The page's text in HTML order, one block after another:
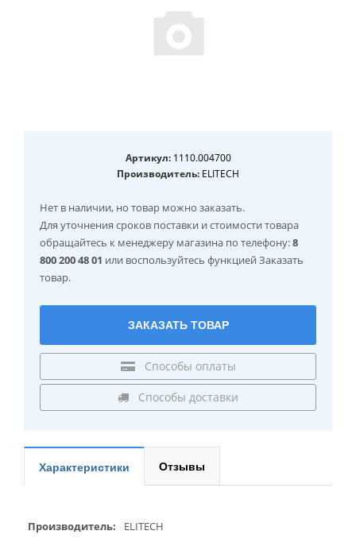
Артикул:1110.004700
Производитель: ELITECH
Нет в наличии, но товар можно заказать.
Для уточнения сроков поставки и стоимости товара
обращайтесь к менеджеру магазина по телефону:8
800 200 48 01 или воспользуйтесь функцией Заказать
товар.
ЗАКАЗАТЬ ТОВАР
Способы оплаты
Способы доставки
Характеристики Отзывы
Производитель: ELITECH